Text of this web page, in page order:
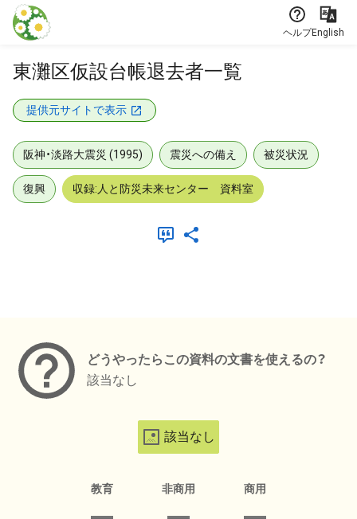
本文に飛ぶ
ヘルプEnglish
東灘区仮設台帳退去者一覧
提供元サイトで表示
阪神・淡路大震災 (1995) 震災への備え 被災状況
復興 収録:人と防災未来センター 資料室
どうやったらこの資料の文書を使えるの？
該当なし
該当なし
教育 非商用 商用